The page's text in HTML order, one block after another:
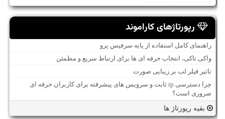
رپورتاژهای کاراموند
راهنمای کامل استفاده از پایه سرفیس پرو
واکی تاکی، انتخاب حرفه ای ها برای ارتباط سریع و مطمئن
تاثیر فیلر لب بر زیبایی صورت
چرا دسترسی ip ثابت و سرویس های پیشرفته برای کاربران حرفه ای
ضروری است؟
بقیه رپورتاژ ها